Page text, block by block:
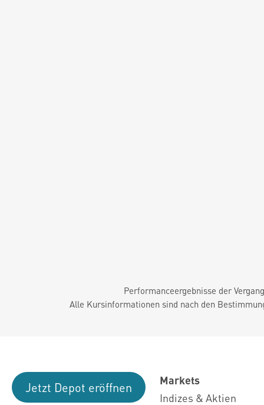
Performanceergebnisse der
Alle Kursinformationen sind nach den
Jetzt Depot eröffnen
Markets
Indizes & Aktien